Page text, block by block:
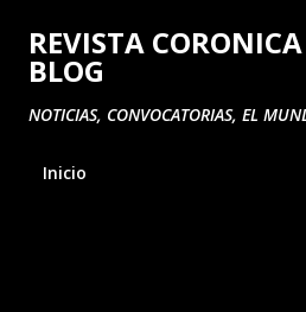
Ir al contenido
REVISTA
BLOG
NOTICIAS, CONVOCATORIAS, EL
Inicio